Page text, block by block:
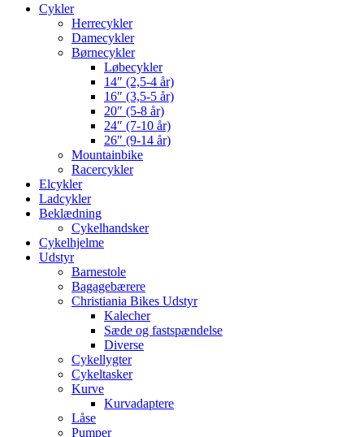
Cykler
Herrecykler
Damecykler
Børnecykler
Løbecykler
14″ (2,5-4 år)
16″ (3,5-5 år)
20″ (5-8 år)
24″ (7-10 år)
26″ (9-14 år)
Mountainbike
Racercykler
Elcykler
Ladcykler
Beklædning
Cykelhandsker
Cykelhjelme
Udstyr
Barnestole
Bagagebærere
Christiania Bikes Udstyr
Kalecher
Sæde og fastspændelse
Diverse
Cykellygter
Cykeltasker
Kurve
Kurvadaptere
Låse
Pumper